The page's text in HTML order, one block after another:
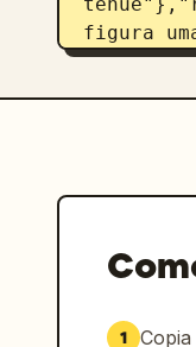
figura
su una
dietro
grafiche
di
1